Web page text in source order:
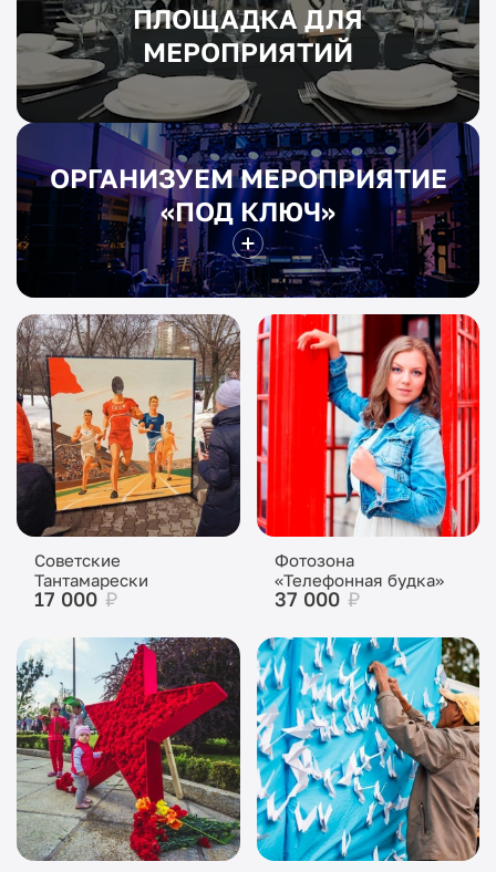
ПЛОЩАДКА ДЛЯ
МЕРОПРИЯТИЙ
ОРГАНИЗУЕМ МЕРОПРИЯТИЕ
«ПОД КЛЮЧ»
Советские
Тантамарески
17 000 ₽
Фотозона
«Телефонная будка»
37 000 ₽